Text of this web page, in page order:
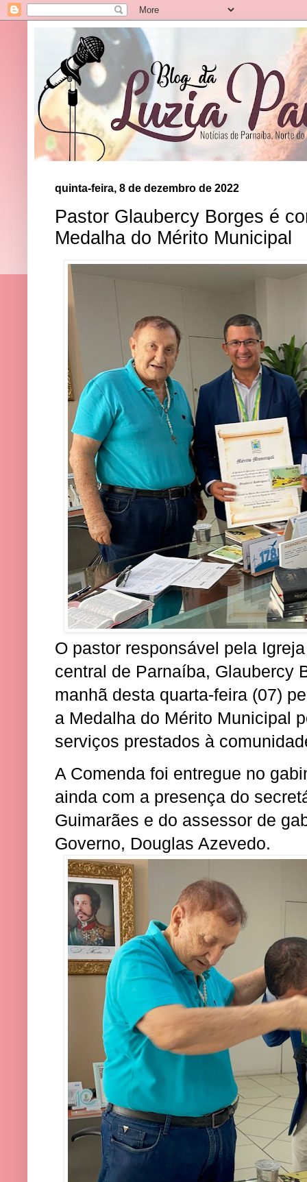
quinta-feira, 8 de dezembro de 2022
Pastor Glaubercy Borges é
Medalha do Mérito Municipal
O pastor responsável pela
central de Parnaíba, Glaubercy
manhã desta quarta-feira (07)
a Medalha do Mérito Municipal
serviços prestados à
A Comenda foi entregue no
ainda com a presença do
Guimarães e do assessor de
Governo, Douglas Azevedo.